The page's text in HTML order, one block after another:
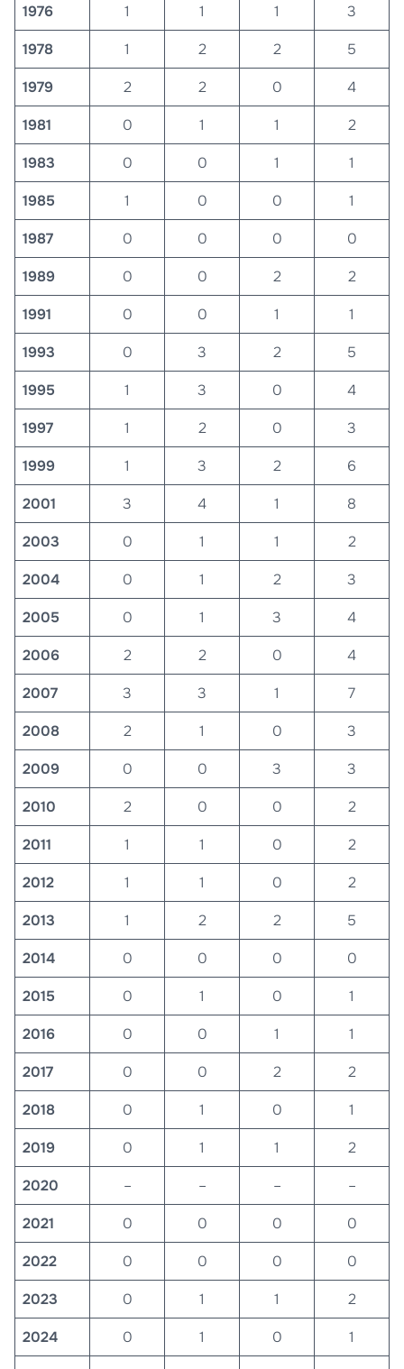
1976
1 1 1
3
1978
1 2 2
5
1979
2 2 0
4
1981
0 1 1
2
1983
0 0 1
1
1985
1 0 0
1
1987
0 0 0
0
1989
0 0 2
2
1991
0 0 1
1
1993
0 3 2
5
1995
1 3 0
4
1997
1 2 0
3
1999
1 3 2
6
2001
3 4 1
8
2003
0 1 1
2
2004
0 1 2
3
2005
0 1 3
4
2006
2 2 0
4
2007
3 3 1
7
2008
2 1 0
3
2009
0 0 3
3
2010
2 0 0
2
2011
1 1 0
2
2012
1 1 0
2
2013
1 2 2
5
2014
0 0 0
0
2015
0 1 0
1
2016
0 0 1
1
2017
0 0 2
2
2018
0 1 0
1
2019
0 1 1
2
2020
– – –
–
2021
0 0 0
0
2022
0 0 0
0
2023
0 1 1
2
2024
0 1 0
1